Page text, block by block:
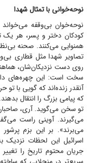
نوحه‌خوانی با تمثال شهدا
نوحه‌خوان بی‌وقفه
کودکان دختر و پسر، هر یک
همنوایی می‌کنند. صحنه
روی دست نزدیکان‌شان،
سخت است: این چهره‌های
آنقدر زنده‌اند که گویی با تو
که پیامی بزرگ را انتقال
تو سخن می‌گوید. آری، صاحبان
می‌گیرند. آوینی راست
می‌برند». بر این بزم
جریان محتوم تاریخ را